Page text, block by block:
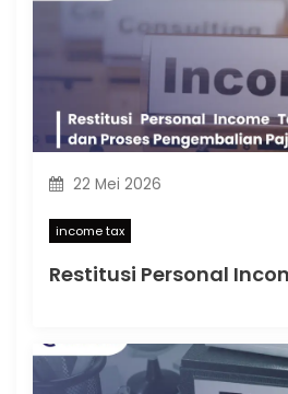
22 Mei 2026
income tax